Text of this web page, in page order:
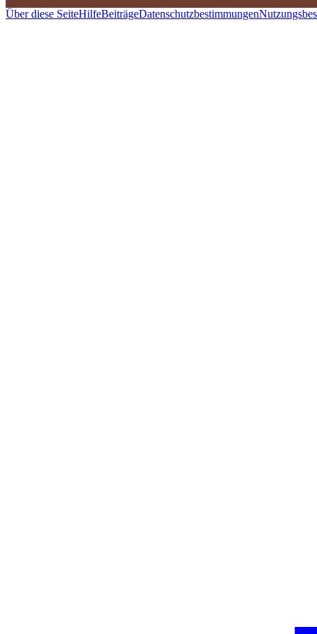
Über diese SeiteHilfeBeiträgeDatenschutzbestimmungen